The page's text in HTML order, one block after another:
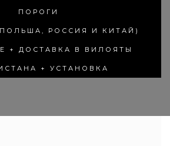
ПОРОГИ
РОССИЯ И КИТАЙ)
+ ДОСТАВКА В ВИЛОЯТЫ
+ УСТАНОВКА